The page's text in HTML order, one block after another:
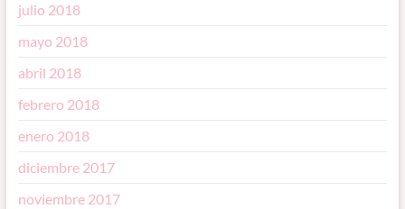
julio 2018
mayo 2018
abril 2018
febrero 2018
enero 2018
diciembre 2017
noviembre 2017